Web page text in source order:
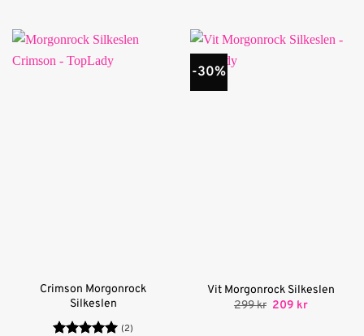
Crimson Morgonrock
Silkeslen
(2)
-30%
Vit Morgonrock Silkeslen
299kr Det
209 krDet